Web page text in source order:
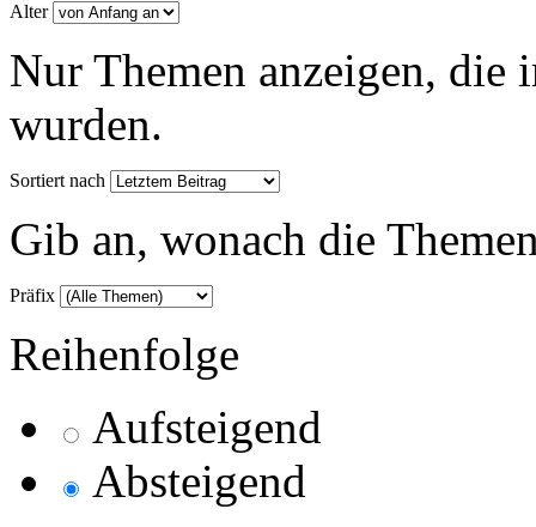
Alter
Nur Themen anzeigen, die
wurden.
Sortiert nach
Gib an, wonach die
Präfix
Reihenfolge
Aufsteigend
Absteigend